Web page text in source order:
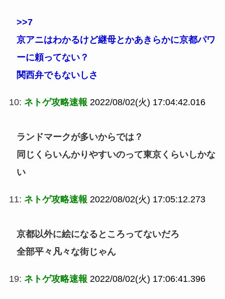
>>7
京アニはわかるけど継母とかあきらかに京都パワ
ーに頼ってない？
関西弁でもないしさ
10: ネトゲ攻略速報 2022/08/02(火) 17:04:42.016
ランドマークが多いからでは？
同じくらいんかりやすいのって東京くらいしかな
い
11: ネトゲ攻略速報 2022/08/02(火) 17:05:12.273
京都以外に絵になるところってないだろ
全部平々凡々な街じゃん
19: ネトゲ攻略速報 2022/08/02(火) 17:06:41.396